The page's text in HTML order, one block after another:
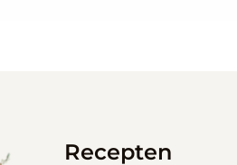
Recepten